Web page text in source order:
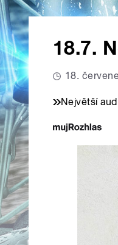
18.7.
18.
Největší